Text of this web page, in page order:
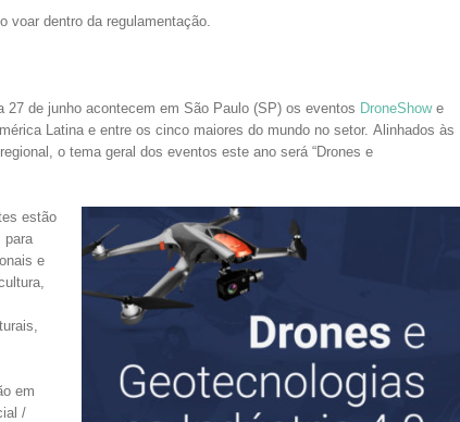
voar dentro da regulamentação.
27 de junho acontecem em São Paulo (SP) os eventos DroneShowe
Latina e entre os cinco maiores do mundo no setor. Alinhados às
o tema geral dos eventos este ano será “Drones e
estão
para
e
em
/